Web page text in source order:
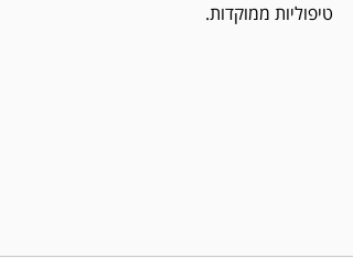
טיפוליות ממוקדות.